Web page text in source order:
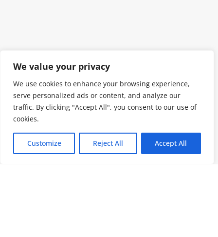
We value your privacy
We use cookies to enhance your browsing experience,
serve personalized ads or content, and analyze our
traffic. By clicking "Accept All", you consent to our use of
cookies.
Customize Reject All Accept All